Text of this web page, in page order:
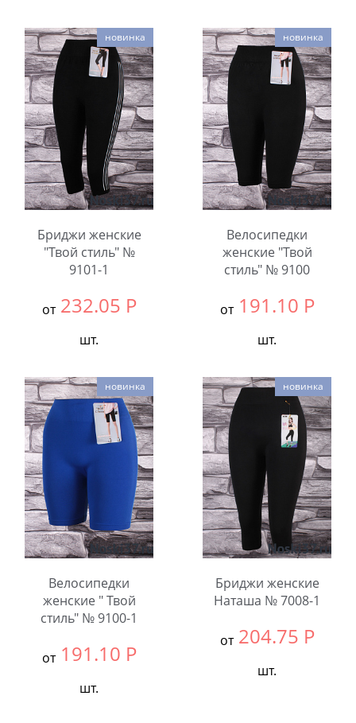
В упаковке:
4
шт.
Количество:
48
Количество:
новинка
Бриджи женские
"Твой стиль" №
9101-1
от 232.05 Р
шт.
48
Количество:
новинка
Велосипедки
женские "Твой
стиль" № 9100
от 191.10 Р
шт.
48
Количество:
новинка
Велосипедки
женские " Твой
стиль" № 9100-1
от 191.10 Р
шт.
новинка
Бриджи женские
Наташа № 7008-1
от 204.75 Р
шт.